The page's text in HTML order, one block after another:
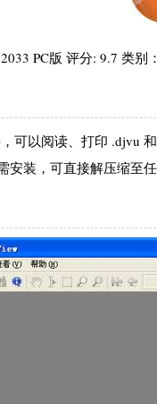
PC版 评分: 9.7
可以阅读、打印 .djvu
装，可直接解压缩至任